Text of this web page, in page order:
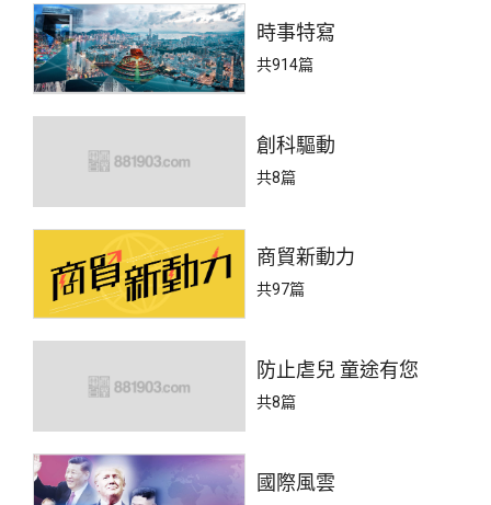
時事特寫
共914篇
創科驅動
共8篇
商貿新動力
共97篇
防止虐兒 童途有您
共8篇
國際風雲